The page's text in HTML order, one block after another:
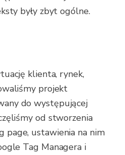
były zbyt ogólne.
klienta, rynek,
projekt
do występującej
od stworzenia
page, ustawienia na nim
Tag Managera i